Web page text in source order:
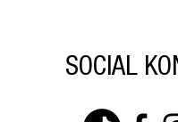
SOCIAL